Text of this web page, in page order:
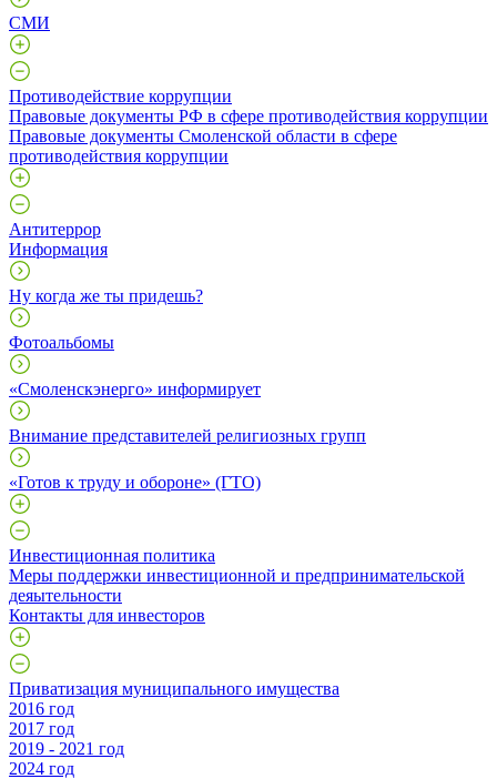
СМИ
Противодействие коррупции
Правовые документы РФ в сфере противодействия коррупции
Правовые документы Смоленской области в сфере
противодействия коррупции
Антитеррор
Информация
Ну когда же ты придешь?
Фотоальбомы
«Смоленскэнерго» информирует
Внимание представителей религиозных групп
«Готов к труду и обороне» (ГТО)
Инвестиционная политика
Меры поддержки инвестиционной и предпринимательской
деяытельности
Контакты для инвесторов
Приватизация муниципального имущества
2016 год
2017 год
2019 - 2021 год
2024 год